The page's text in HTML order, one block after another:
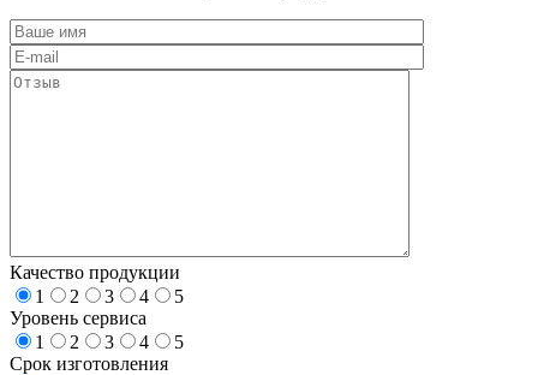
Качество продукции
1
2 3 4
5
Уровень сервиса
1
2 3 4
5
Срок изготовления